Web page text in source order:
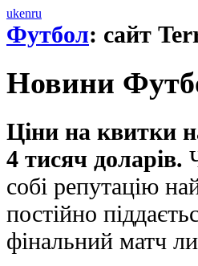
ukenru
Футбол: сайт
Новини
Ціни на квитки
4 тисяч доларів.
собі репутацію
постійно
фінальний матч